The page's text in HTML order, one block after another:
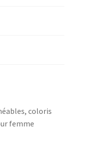
coloris
femme